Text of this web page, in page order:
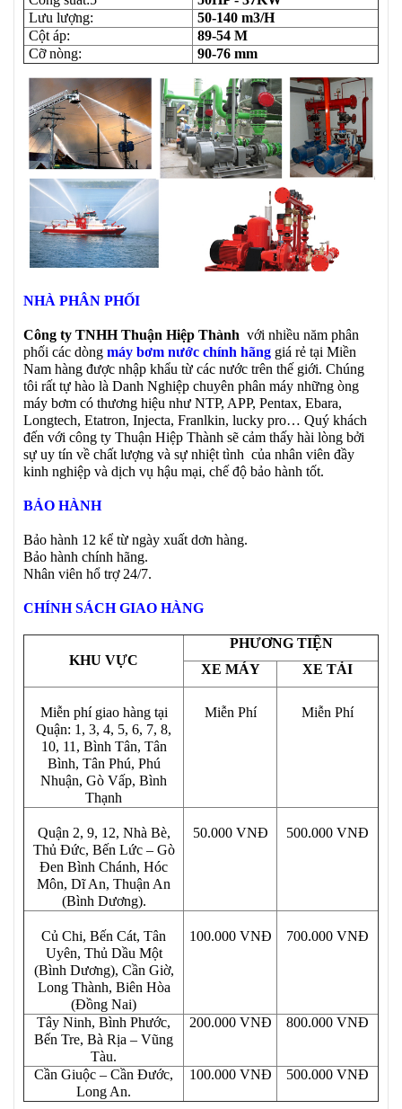
Lưu lượng:
50-140 m3/H
Cột áp:
89-54 M
Cỡ nòng:
90-76 mm
NHÀ PHÂN PHỐI
Công ty TNHH Thuận Hiệp Thành với nhiều năm phân
phối các dòng máy bơm nước chính hãng giá rẻ tại Miền
Nam hàng được nhập khẩu từ các nước trên thế giới. Chúng
tôi rất tự hào là Danh Nghiệp chuyên phân máy những òng
máy bơm có thương hiệu như NTP, APP, Pentax, Ebara,
Longtech, Etatron, Injecta, Franlkin, lucky pro… Quý khách
đến với công ty Thuận Hiệp Thành sẽ cảm thấy hài lòng bởi
sự uy tín về chất lượng và sự nhiệt tình của nhân viên đầy
kinh nghiệp và dịch vụ hậu mại, chế độ bảo hành tốt.
BẢO HÀNH
Bảo hành 12 kể từ ngày xuất dơn hàng.
Bảo hành chính hãng.
Nhân viên hổ trợ 24/7.
CHÍNH SÁCH GIAO HÀNG
KHU VỰC
PHƯƠNG TIỆN
XE MÁY
XE TẢI
Miễn phí giao hàng tại
Quận: 1, 3, 4, 5, 6, 7, 8,
10, 11, Bình Tân, Tân
Bình, Tân Phú, Phú
Nhuận, Gò Vấp, Bình
Thạnh
Miễn Phí Miễn Phí
Quận 2, 9, 12, Nhà Bè,
Thủ Đức, Bến Lức – Gò
Đen Bình Chánh, Hóc
Môn, Dĩ An, Thuận An
(Bình Dương).
50.000 VNĐ 500.000 VNĐ
Củ Chi, Bến Cát, Tân
Uyên, Thủ Dầu Một
(Bình Dương), Cần Giờ,
Long Thành, Biên Hòa
(Đồng Nai)
100.000 VNĐ 700.000 VNĐ
Tây Ninh, Bình Phước,
Bến Tre, Bà Rịa – Vũng
Tàu.
200.000 VNĐ 800.000 VNĐ
Cần Giuộc – Cần Đước,
Long An.
100.000 VNĐ 500.000 VNĐ